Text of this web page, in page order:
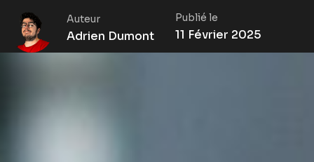
Auteur
Adrien Dumont
Publié le
11 Février 2025